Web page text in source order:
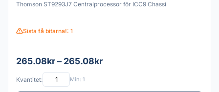
Thomson ST9293J7 Centralprocessor för ICC9 Chassi
Sista få bitarna!: 1
265.08kr – 265.08kr
Kvantitet: Min: 1